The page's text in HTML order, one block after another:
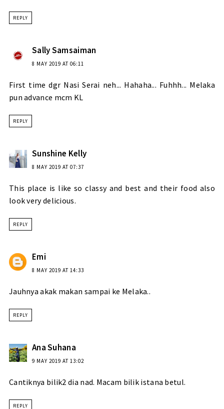
REPLY
Sally Samsaiman
8 MAY 2019 AT 06:11
First time dgr Nasi Serai neh... Hahaha... Fuhhh... Melaka
pun advance mcm KL
REPLY
Sunshine Kelly
8 MAY 2019 AT 07:37
This place is like so classy and best and their food also
look very delicious.
REPLY
Emi
8 MAY 2019 AT 14:33
Jauhnya akak makan sampai ke Melaka..
REPLY
Ana Suhana
9 MAY 2019 AT 13:02
Cantiknya bilik2 dia nad. Macam bilik istana betul.
REPLY